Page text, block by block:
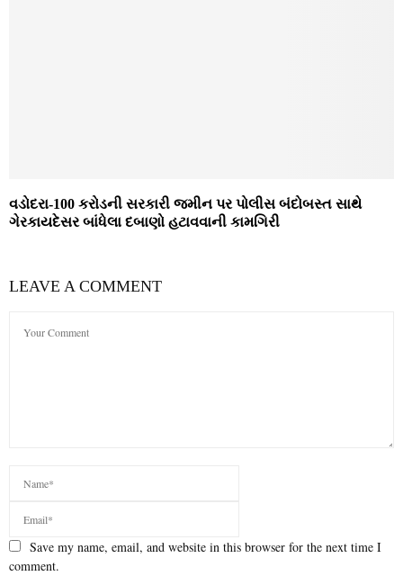
વડોદરા-100 કરોડની સરકારી જમીન પર પોલીસ બંદોબસ્ત સાથે
ગેરકાયદેસર બાંધેલા દબાણો હટાવવાની કામગિરી
LEAVE A COMMENT
Save my name, email, and website in this browser for the next time I
comment.